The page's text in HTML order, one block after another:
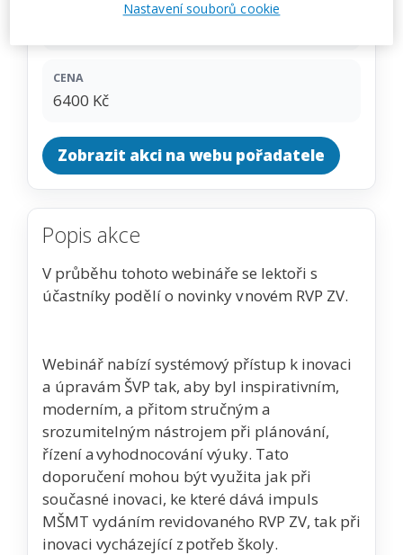
CENA
6400 Kč
Zobrazit akci na webu pořadatele
Popis akce
V průběhu tohoto webináře se lektoři s
účastníky podělí o novinky v novém RVP ZV.
Webinář nabízí systémový přístup k inovaci
a úpravám ŠVP tak, aby byl inspirativním,
moderním, a přitom stručným a
srozumitelným nástrojem při plánování,
řízení a vyhodnocování výuky. Tato
doporučení mohou být využita jak při
současné inovaci, ke které dává impuls
MŠMT vydáním revidovaného RVP ZV, tak při
inovaci vycházející z potřeb školy.
Nastavení souborů cookie